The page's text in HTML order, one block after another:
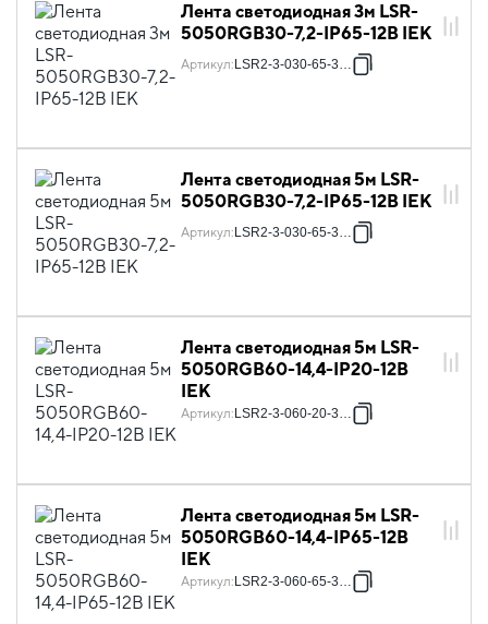
Лента светодиодная 3м LSR-
5050RGB30-7,2-IP65-12В IEK
Артикул: LSR2-3-030-65-3-03
Лента светодиодная 5м LSR-
5050RGB30-7,2-IP65-12В IEK
Артикул: LSR2-3-030-65-3-05
Лента светодиодная 5м LSR-
5050RGB60-14,4-IP20-12В
IEK
Артикул: LSR2-3-060-20-3-05
Лента светодиодная 5м LSR-
5050RGB60-14,4-IP65-12В
IEK
Артикул: LSR2-3-060-65-3-05